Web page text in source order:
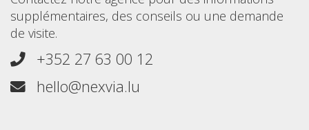
supplémentaires, des conseils ou une demande
de visite.
+352 27 63 00 12
hello@nexvia.lu